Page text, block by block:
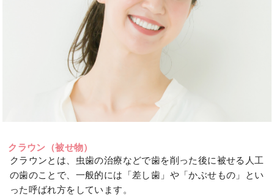
クラウン（被せ物）
クラウンとは、虫歯の治療などで歯を削った後に被せる人工
の歯のことで、一般的には「差し歯」や「かぶせもの」とい
った呼ばれ方をしています。